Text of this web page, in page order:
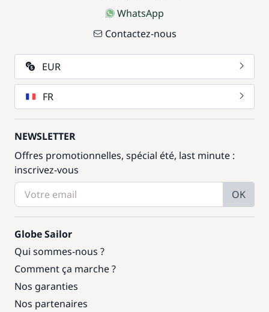
WhatsApp
Contactez-nous
EUR
FR
NEWSLETTER
Offres promotionnelles, spécial été, last minute :
inscrivez-vous
OK
Globe Sailor
Qui sommes-nous ?
Comment ça marche ?
Nos garanties
Nos partenaires